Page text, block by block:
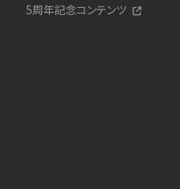
5周年記念コンテンツ